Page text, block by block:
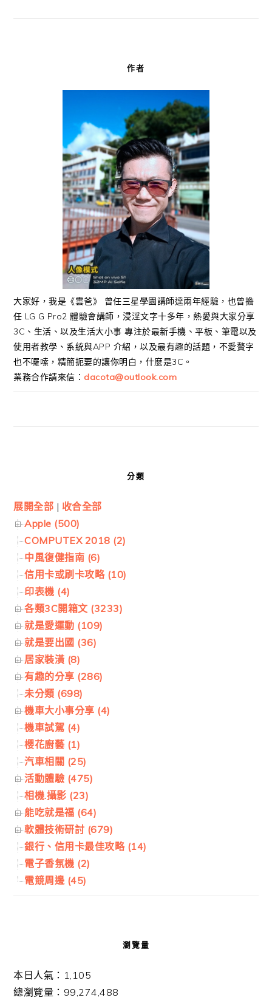
作者
大家好，我是《雲爸》 曾任三星學園講師達兩年經驗，也曾擔
任 LG G Pro2 體驗會講師，浸淫文字十多年，熱愛與大家分享
3C、生活、以及生活大小事 專注於最新手機、平板、筆電以及
使用者教學、系統與APP 介紹，以及最有趣的話題，不愛贅字
也不囉嗦，精簡扼要的讓你明白，什麼是3C。
業務合作請來信： dacota@outlook.com
分類
展開全部 | 收合全部
Apple (500)
COMPUTEX 2018 (2)
中風復健指南 (6)
信用卡或刷卡攻略 (10)
印表機 (4)
各類3C開箱文 (3233)
就是愛運動 (109)
就是要出國 (36)
居家裝潢 (8)
有趣的分享 (286)
未分類 (698)
機車大小事分享 (4)
機車試駕 (4)
櫻花廚藝 (1)
汽車相關 (25)
活動體驗 (475)
相機.攝影 (23)
能吃就是福 (64)
軟體技術研討 (679)
銀行、信用卡最佳攻略 (14)
電子香氛機 (2)
電競周邊 (45)
瀏覽量
本日人氣：1,105
總瀏覽量：99,274,488